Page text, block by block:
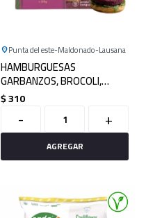
Punta del este Maldonado Lausana
HAMBURGUESAS
GARBANZOS, BROCOLI,
REMOLACHA Y SEMILLAS DE
SESAMO X 4
$310
- +